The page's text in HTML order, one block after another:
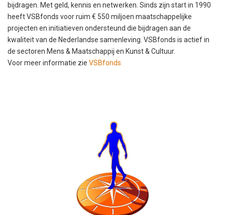
bijdragen. Met geld, kennis en netwerken. Sinds zijn start in 1990
heeft VSBfonds voor ruim € 550 miljoen maatschappelijke
projecten en initiatieven ondersteund die bijdragen aan de
kwaliteit van de Nederlandse samenleving. VSBfonds is actief in
de sectoren Mens & Maatschappij en Kunst & Cultuur.
Voor meer informatie zie VSBfonds